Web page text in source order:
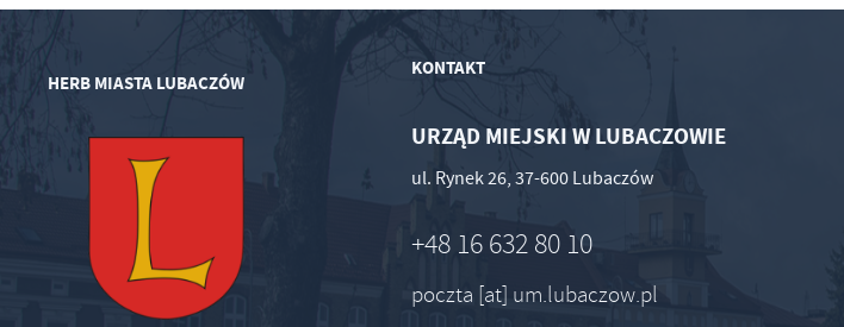
HERB MIASTA LUBACZÓW
KONTAKT
URZĄD MIEJSKI W LUBACZOWIE
ul. Rynek 26, 37-600 Lubaczów
+48 16 632 80 10
poczta [at] um.lubaczow.pl